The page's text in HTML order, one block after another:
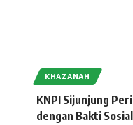
KHAZANAH
KNPI Sijunjung
dengan Bakti